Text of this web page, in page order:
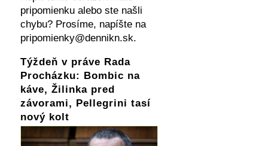
pripomienku alebo ste našli
chybu? Prosíme, napíšte na
pripomienky@dennikn.sk.
Týždeň v práve Rada
Procházku: Bombic na
káve, Žilinka pred
závorami, Pellegrini tasí
nový kolt